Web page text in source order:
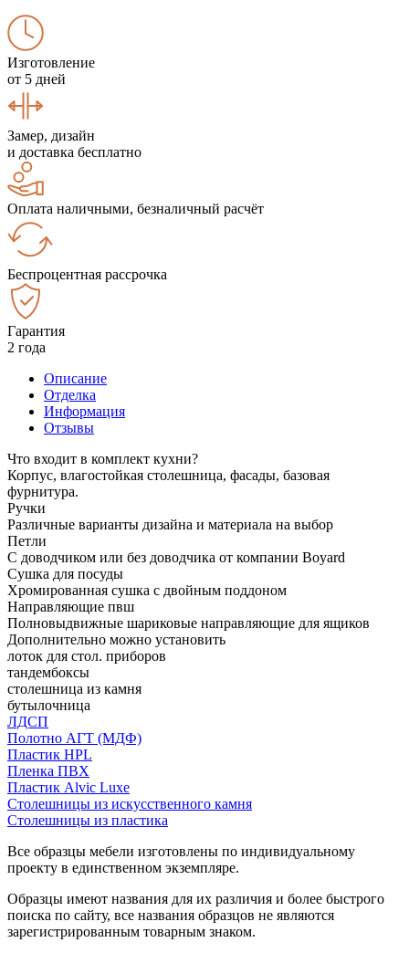
Изготовление
от 5 дней
Замер, дизайн
и доставка бесплатно
Оплата наличными, безналичный расчёт
Беспроцентная рассрочка
Гарантия
2 года
Описание
Отделка
Информация
Отзывы
Что входит в комплект кухни?
Корпус, влагостойкая столешница, фасады, базовая
фурнитура.
Ручки
Различные варианты дизайна и материала на выбор
Петли
С доводчиком или без доводчика от компании Boyard
Сушка для посуды
Хромированная сушка с двойным поддоном
Направляющие пвш
Полновыдвижные шариковые направляющие для ящиков
Дополнительно можно установить
лоток для стол. приборов
тандембоксы
столешница из камня
бутылочница
ЛДСП
Полотно АГТ (МДФ)
Пластик HPL
Пленка ПВХ
Пластик Alvic Luxe
Столешницы из искусственного камня
Столешницы из пластика
Все образцы мебели изготовлены по индивидуальному
проекту в единственном экземпляре.
Образцы имеют названия для их различия и более быстрого
поиска по сайту, все названия образцов не являются
зарегистрированным товарным знаком.